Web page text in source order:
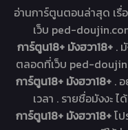
อ่านการ์ตูนตอนล่าสุด เรื่
เว็บ ped-
การ์ตูน18+ มังฮวา18+ .
ตลอดที่เว็บ ped-
การ์ตูน18+ มังฮวา18+ .
เวลา . รายชื่อมังงะ ไ
การ์ตูน18+ มังฮวา18+โ